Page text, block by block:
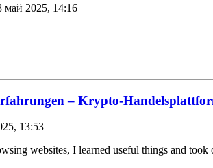
май 2025, 14:16
– Krypto-
13:53
websites, I learned useful things and took